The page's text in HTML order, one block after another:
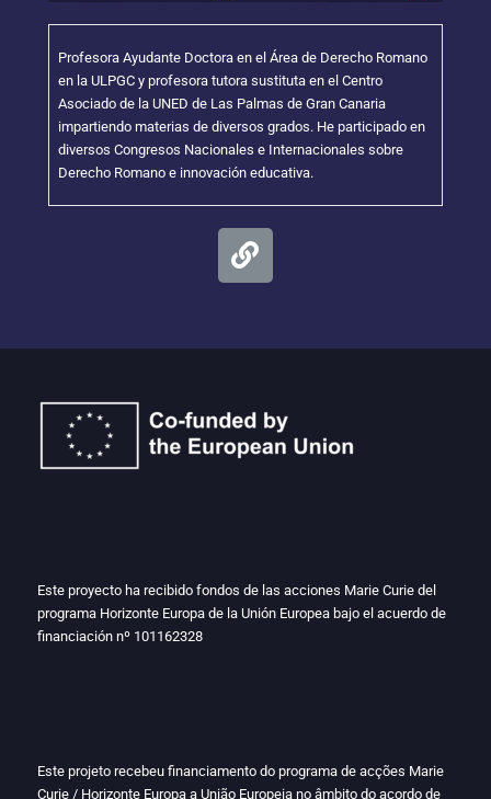
Profesora Ayudante Doctora en el Área de Derecho Romano
en la ULPGC y profesora tutora sustituta en el Centro
Asociado de la UNED de Las Palmas de Gran Canaria
impartiendo materias de diversos grados. He participado en
diversos Congresos Nacionales e Internacionales sobre
Derecho Romano e innovación educativa.
Este proyecto ha recibido fondos de las acciones Marie Curie del
programa Horizonte Europa de la Unión Europea bajo el acuerdo de
financiación nº 101162328
Este projeto recebeu financiamento do programa de acções Marie
Curie / Horizonte Europa a União Europeia no âmbito do acordo de